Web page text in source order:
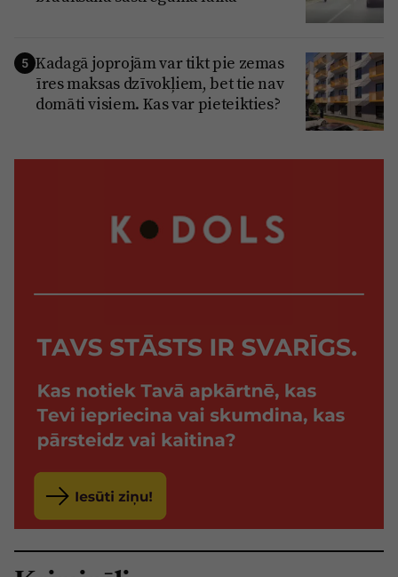
5 Kadagā joprojām var tikt pie zemas
īres maksas dzīvokļiem, bet tie nav
domāti visiem. Kas var pieteikties?